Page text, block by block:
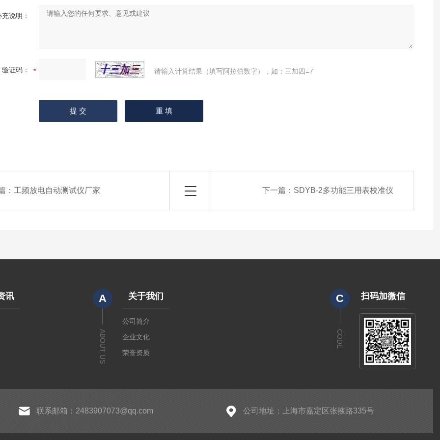
充说明：
验证码： 请输入计算结果（填写阿拉伯数字），如：三加四=7
： 工频放电自动测试仪厂家 下一篇： SDYB-2多功能三用表校准仪
讯 A
ABOUT US
关于我们
公司简介
企业文化
荣誉资质
C
CODE
扫码加微信
联系邮箱：2483907073@qq.com 公司地址：上海市嘉定区张掖路335号